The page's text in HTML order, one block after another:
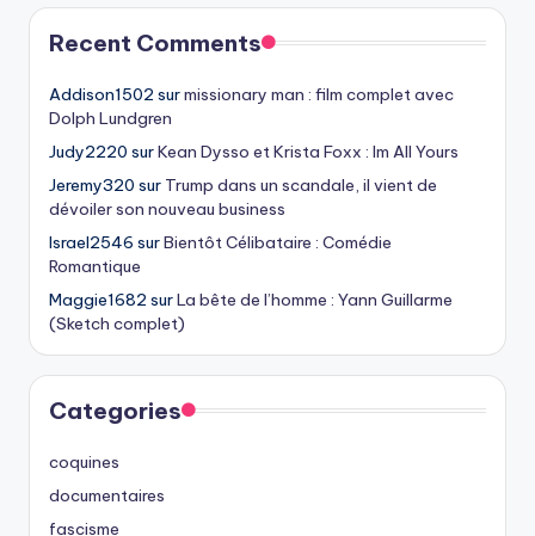
Recent Comments
Addison1502 surmissionary man : film complet avec
Dolph Lundgren
Judy2220 surKean Dysso et Krista Foxx : Im All Yours
Jeremy320 sur Trump dans un scandale, il vient de
dévoiler son nouveau business
Israel2546 surBientôt Célibataire : Comédie
Romantique
Maggie1682 surLa bête de l’homme : Yann Guillarme
(Sketch complet)
Categories
coquines
documentaires
fascisme